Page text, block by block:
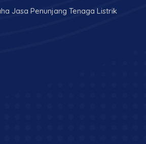
Jasa Penunjang Tenaga Listrik